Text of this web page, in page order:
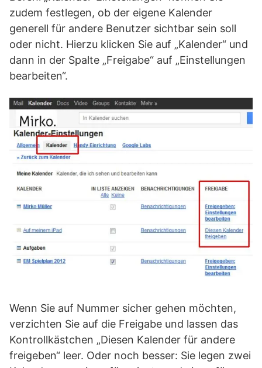
zudem festlegen, ob der eigene Kalender
generell für andere Benutzer sichtbar sein soll
oder nicht. Hierzu klicken Sie auf „Kalender“ und
dann in der Spalte „Freigabe“ auf „Einstellungen
bearbeiten“.
Wenn Sie auf Nummer sicher gehen möchten,
verzichten Sie auf die Freigabe und lassen das
Kontrollkästchen „Diesen Kalender für andere
freigeben“ leer. Oder noch besser: Sie legen zwei